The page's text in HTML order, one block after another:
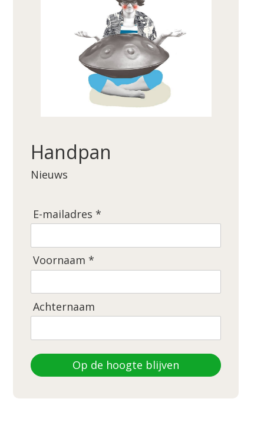
Handpan
Nieuws
E-mailadres *
Voornaam *
Achternaam
Op de hoogte blijven